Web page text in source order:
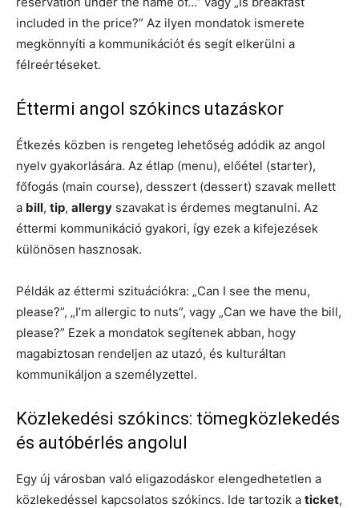
included in the price?” Az ilyen mondatok ismerete
megkönnyíti a kommunikációt és segít elkerülni a
félreértéseket.
Éttermi angol szókincs utazáskor
Étkezés közben is rengeteg lehetőség adódik az angol
nyelv gyakorlására. Az étlap (menu), előétel (starter),
főfogás (main course), desszert (dessert) szavak mellett
a bill, tip, allergy szavakat is érdemes megtanulni. Az
éttermi kommunikáció gyakori, így ezek a kifejezések
különösen hasznosak.
Példák az éttermi szituációkra: „Can I see the menu,
please?”, „I’m allergic to nuts”, vagy „Can we have the bill,
please?” Ezek a mondatok segítenek abban, hogy
magabiztosan rendeljen az utazó, és kulturáltan
kommunikáljon a személyzettel.
Közlekedési szókincs: tömegközlekedés
és autóbérlés angolul
Egy új városban való eligazodáskor elengedhetetlen a
közlekedéssel kapcsolatos szókincs. Ide tartozik a ticket,